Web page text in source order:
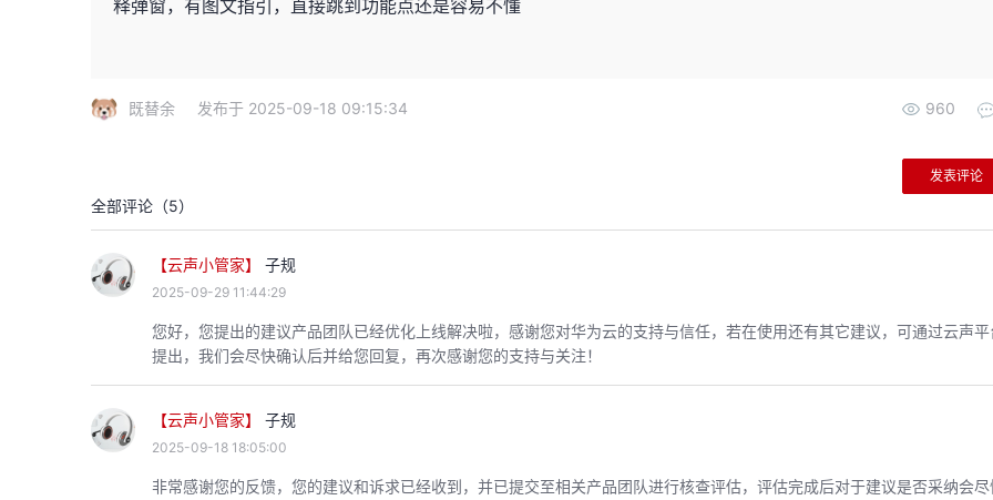
释弹窗，有图文指引，直接跳到功能点还是容易不懂
既替余 发布于 2025-09-18 09:15:34 960
发表评论
全部评论（5）
【云声小管家】 子规
2025-09-29 11:44:29
您好，您提出的建议产品团队已经优化上线解决啦，感谢您对华为云的支持与信任，若在使用还有其它建议，可通过云声平
提出，我们会尽快确认后并给您回复，再次感谢您的支持与关注！
【云声小管家】 子规
2025-09-18 18:05:00
非常感谢您的反馈，您的建议和诉求已经收到，并已提交至相关产品团队进行核查评估，评估完成后对于建议是否采纳会尽